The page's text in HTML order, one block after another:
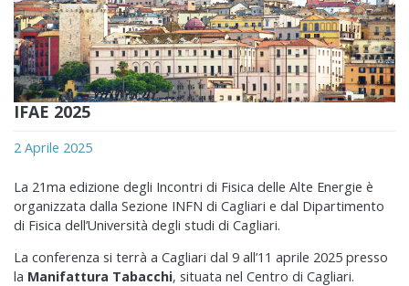
IFAE 2025
2 Aprile 2025
La 21ma edizione degli Incontri di Fisica delle Alte Energie è
organizzata dalla Sezione INFN di Cagliari e dal Dipartimento
di Fisica dell’Università degli studi di Cagliari.
La conferenza si terrà a Cagliari dal 9 all’11 aprile 2025 presso
la Manifattura Tabacchi, situata nel Centro di Cagliari.